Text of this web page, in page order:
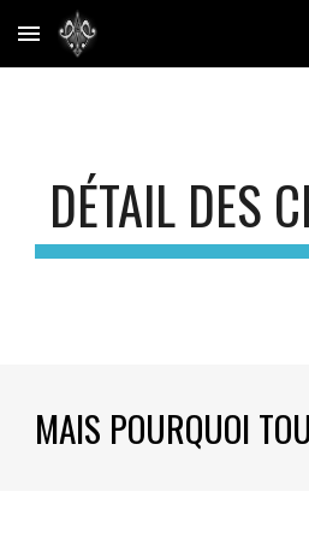
Skip to main content
DÉTAIL DES
MAIS POURQUOI